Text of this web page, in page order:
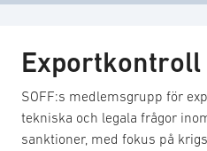
Exportkontroll
SOFF:s medlemsgrupp för
tekniska och legala frågor
sanktioner, med fokus på